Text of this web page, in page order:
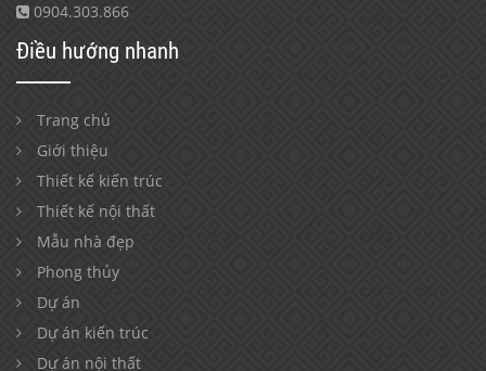
0904.303.866
Điều hướng nhanh
Trang chủ
Giới thiệu
Thiết kế kiến trúc
Thiết kế nội thất
Mẫu nhà đẹp
Phong thủy
Dự án
Dự án kiến trúc
Dự án nội thất